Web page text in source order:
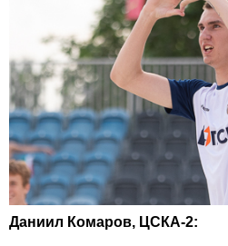
Даниил Комаров, ЦСКА-2: